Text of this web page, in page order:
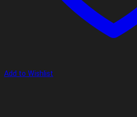
Add to Wishlist